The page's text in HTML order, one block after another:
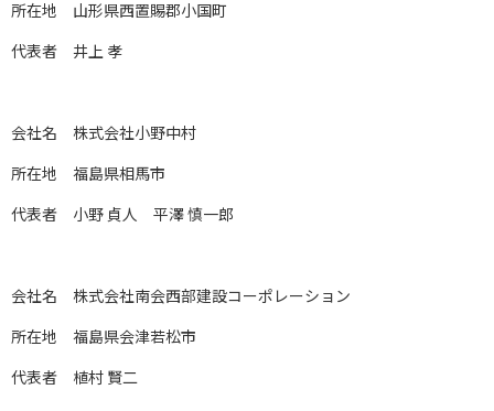
所在地 山形県西置賜郡小国町
代表者 井上 孝
会社名 株式会社小野中村
所在地 福島県相馬市
代表者 小野 貞人 平澤 慎一郎
会社名 株式会社南会西部建設コーポレーション
所在地 福島県会津若松市
代表者 植村 賢二